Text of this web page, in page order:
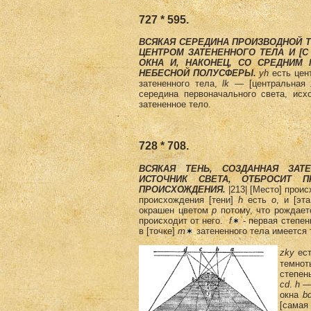
727 * 595.
ВСЯКАЯ СЕРЕДИНА ПРОИЗВОДНОЙ
ЦЕНТРОМ ЗАТЕНЕННОГО ТЕЛА И
ОКНА И, НАКОНЕЦ, СО СРЕДНИМ
НЕБЕСНОЙ ПОЛУСФЕРЫ.yh есть
затененного тела,lk — [центральная
середина первоначального света,
затененное тело.
728 * 708.
ВСЯКАЯ ТЕНЬ, СОЗДАННАЯ
ИСТОЧНИК СВЕТА, ОТБРОСИТ
ПРОИСХОЖДЕНИЯ. |213| [Место]
происхождения [тени]hесть о, и [эта
окрашен цветомрпотому, что
происходит от него.f
- первая
в [точке]m затененного тела
zky
cd.h—
окна
[самая